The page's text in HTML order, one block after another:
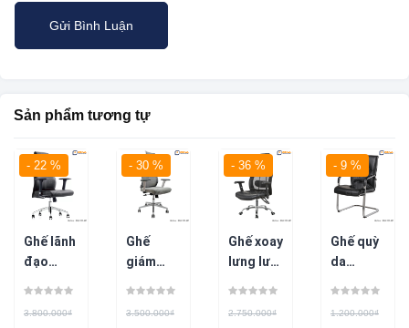
Sản phẩm tương tự
- 22 %
Ghế lãnh
đạo
3.800.000₫
- 30 %
Ghế
giám
3.500.000₫
- 36 %
Ghế xoay
lưng lưới
2.750.000₫
- 9 %
Ghế quỳ
da
1.200.000₫